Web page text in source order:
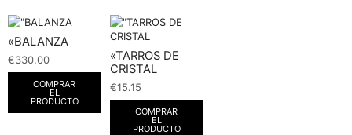
«BALANZA
€330.00
COMPRAR
EL
PRODUCTO
«TARROS DE
CRISTAL
€15.15
COMPRAR
EL
PRODUCTO